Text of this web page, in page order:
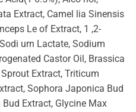
Extract, Camel lia Sinensis
Le of Extract, 1 ,2-
urn Lactate, Sodium
Castor Oil, Brassica
Extract, Triticum
Sophora Japonica Bud
Extract, Glycine Max